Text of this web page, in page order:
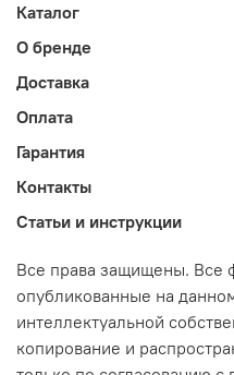
Каталог
О бренде
Доставка
Оплата
Гарантия
Контакты
Статьи и инструкции
Все права защищены. Все
опубликованные на
интеллектуальной
копирование и